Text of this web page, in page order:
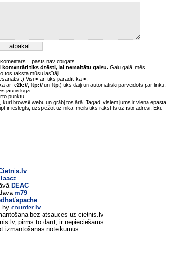
Epasts nav obligāts.
tiks dzēsti, lai nemaitātu gaisu. Galu galā, mēs
tos raksta mūsu lasītāji.
:) Visi < arī tiks parādīti kā <
arī e2k:// ftp:// un ftp.) tiks daiļi un automātiski pārveidots par linku,
jaunā logā.
punktu.
kuri browsē webu un grābj tos ārā. Tagad, visiem jums ir viena epasta
ir ieslēgts, uzspiežot uz nika, meils tiks rakstīts uz īsto adresi. Eku
.
laacz
DEAC
m79
/apache
by counter.lv
bez atsauces uz cietnis.lv
pirms to darīt, ir nepieciešams
izmantošanas noteikumus.